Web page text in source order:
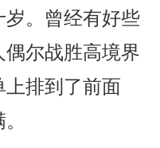
。曾经有好些
尔战胜高境界
排到了前面